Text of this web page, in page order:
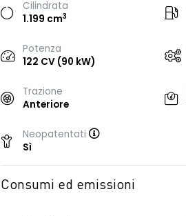
Cilindrata
1.199 cm3
Potenza
122 CV (90 kW)
Trazione
Anteriore
Neopatentati
Sì
Consumi ed emissioni